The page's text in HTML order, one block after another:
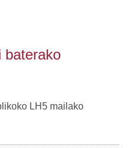
baterako
LH5 mailako